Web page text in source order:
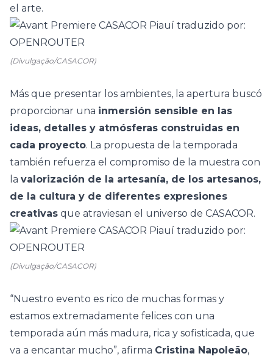
el arte.
(Divulgação/CASACOR)
Más que presentar los ambientes, la apertura buscó
proporcionar una inmersión sensible en las
ideas, detalles y atmósferas construidas en
cada proyecto. La propuesta de la temporada
también refuerza el compromiso de la muestra con
la valorización de la artesanía, de los artesanos,
de la cultura y de diferentes expresiones
creativas que atraviesan el universo de CASACOR.
(Divulgação/CASACOR)
“Nuestro evento es rico de muchas formas y
estamos extremadamente felices con una
temporada aún más madura, rica y sofisticada, que
va a encantar mucho”, afirma Cristina Napoleão,